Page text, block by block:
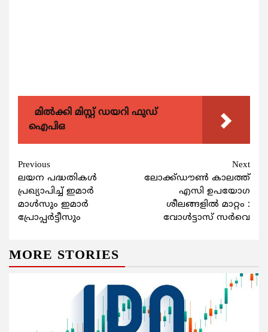
മിൽക്കി മിസ്റ്റ് ഡയറി ഫുഡ്
ഐപിഒ
Continue
Reading
Previous
ലയന പദ്ധതികള്‍
പ്രഖ്യാപിച്ച് ഇമാര്‍
മാള്‍സും ഇമാര്‍
പ്രോപ്പര്‍ട്ടീസും
Next
ലോക്ക്ഡൗണ്‍ കാലത്ത്
എസി ഉപയോഗ
ശീലങ്ങളില്‍ മാറ്റം :
വോള്‍ട്ടാസ് സര്‍വെ
MORE STORIES